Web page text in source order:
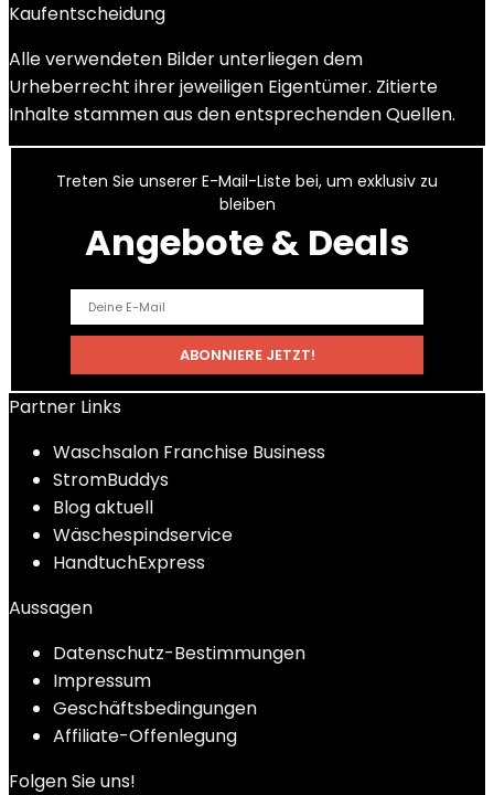
Kaufentscheidung
Alle verwendeten Bilder unterliegen dem
Urheberrecht ihrer jeweiligen Eigentümer. Zitierte
Inhalte stammen aus den entsprechenden Quellen.
Treten Sie unserer E-Mail-Liste bei, um exklusiv zu
bleiben
Angebote & Deals
Partner Links
Waschsalon Franchise Business
StromBuddys
Blog aktuell
Wäschespindservice
HandtuchExpress
Aussagen
Datenschutz-Bestimmungen
Impressum
Geschäftsbedingungen
Affiliate-Offenlegung
Folgen Sie uns!